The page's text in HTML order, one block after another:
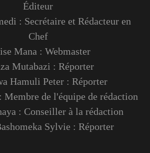
Éditeur
: Secrétaire et Rédacteur en
Chef
Mana : Webmaster
Mutabazi : Réporter
Hamuli Peter : Réporter
Membre de l'équipe de rédaction
: Conseiller à la rédaction
Sylvie : Réporter